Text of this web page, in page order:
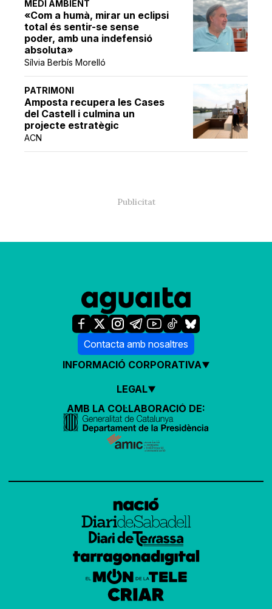
MEDI AMBIENT
«Com a humà, mirar un eclipsi
total és sentir-se sense
poder, amb una indefensió
absoluta»
Sílvia Berbís Morelló
PATRIMONI
Amposta recupera les Cases
del Castell i culmina un
projecte estratègic
ACN
Contacta amb nosaltres
INFORMACIÓ CORPORATIVA
LEGAL
AMB LA COL·LABORACIÓ DE: